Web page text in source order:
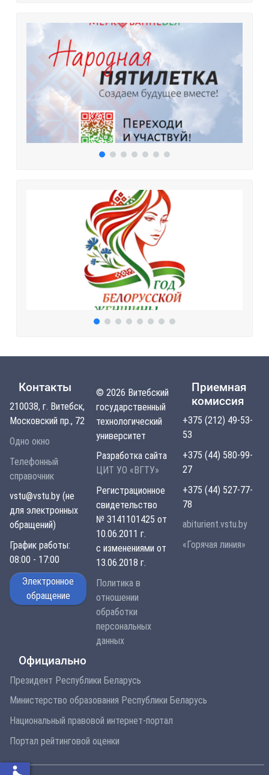
Контакты
210038, г. Витебск,
Московский пр., 72
Одно окно
Телефонный
справочник
vstu@vstu.by (не
для электронных
обращений)
График работы:
08:00 - 17:00
Электронное
обращение
© 2026 Витебский
государственный
технологический
университет
Разработка сайта
ЦИТ УО «ВГТУ»
Регистрационное
свидетельство
№ 3141101425 от
10.06.2011 г.
с изменениями от
13.06.2018 г.
Политика в
отношении
обработки
персональных
данных
Приемная
комиссия
+375 (212) 49-53-
53
+375 (44) 580-99-
27
+375 (44) 527-77-
78
abiturient.vstu.by
«Горячая линия»
Официально
Президент Республики Беларусь
Министерство образования Республики Беларусь
Национальный правовой интернет-портал
Портал рейтинговой оценки